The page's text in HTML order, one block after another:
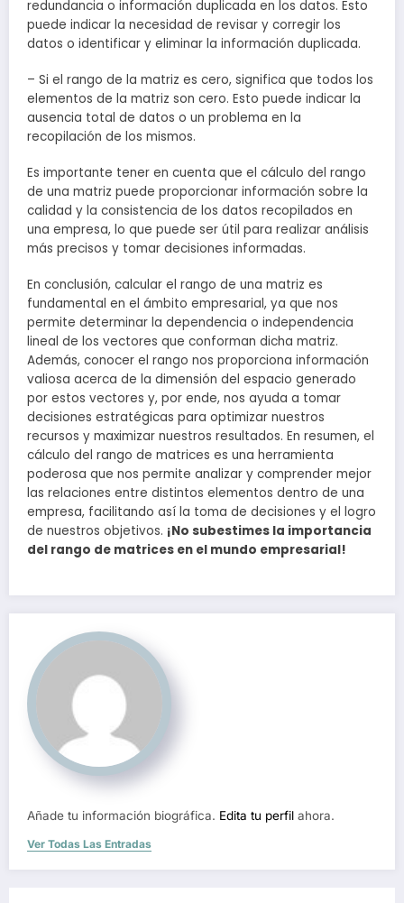
redundancia o información duplicada en los datos. Esto
puede indicar la necesidad de revisar y corregir los
datos o identificar y eliminar la información duplicada.
– Si el rango de la matriz es cero, significa que todos los
elementos de la matriz son cero. Esto puede indicar la
ausencia total de datos o un problema en la
recopilación de los mismos.
Es importante tener en cuenta que el cálculo del rango
de una matriz puede proporcionar información sobre la
calidad y la consistencia de los datos recopilados en
una empresa, lo que puede ser útil para realizar análisis
más precisos y tomar decisiones informadas.
En conclusión, calcular el rango de una matriz es
fundamental en el ámbito empresarial, ya que nos
permite determinar la dependencia o independencia
lineal de los vectores que conforman dicha matriz.
Además, conocer el rango nos proporciona información
valiosa acerca de la dimensión del espacio generado
por estos vectores y, por ende, nos ayuda a tomar
decisiones estratégicas para optimizar nuestros
recursos y maximizar nuestros resultados. En resumen, el
cálculo del rango de matrices es una herramienta
poderosa que nos permite analizar y comprender mejor
las relaciones entre distintos elementos dentro de una
empresa, facilitando así la toma de decisiones y el logro
de nuestros objetivos. ¡No subestimes la importancia
del rango de matrices en el mundo empresarial!
Añade tu información biográfica. Edita tu perfil ahora.
Ver Todas Las Entradas